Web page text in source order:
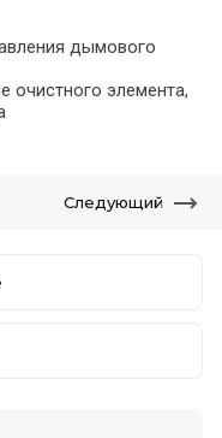
дымового
очистного элемента,
Следующий